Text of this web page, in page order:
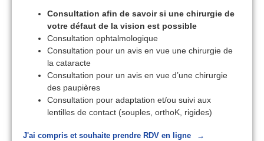
Consultation afin de savoir si une chirurgie de
votre défaut de la vision est possible
Consultation ophtalmologique
Consultation pour un avis en vue une chirurgie de
la cataracte
Consultation pour un avis en vue d’une chirurgie
des paupières
Consultation pour adaptation et/ou suivi aux
lentilles de contact (souples, orthoK, rigides)
J'ai compris et souhaite prendre RDV en ligne